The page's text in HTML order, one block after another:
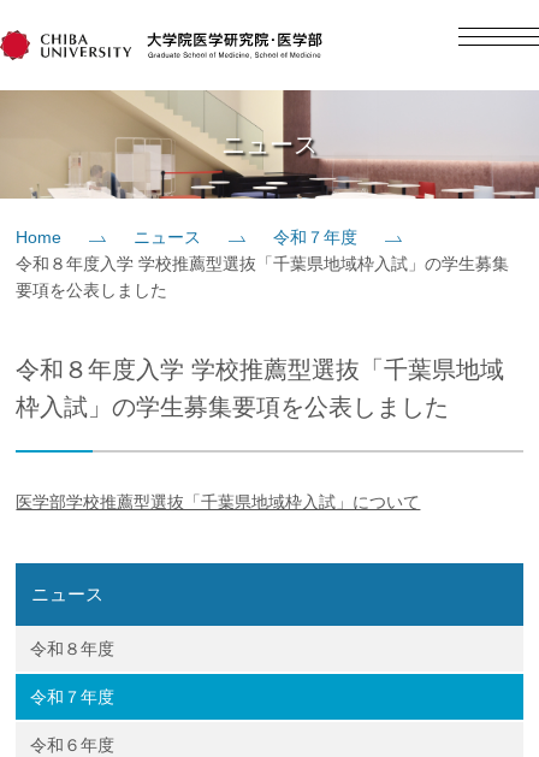
日本語
教育
研究
社会貢献
ニュース
Home ニュース
令和７年度
令和８年度入学 学校推薦型選抜「千葉県地域枠入試」の学生募集
要項を公表しました
令和８年度入学 学校推薦型選抜「千葉県地域
枠入試」の学生募集要項を公表しました
医学部学校推薦型選抜「千葉県地域枠入試」について
ニュース
令和８年度
令和７年度
令和６年度